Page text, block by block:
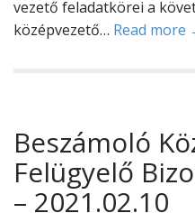
vezető feladatkörei a
középvezető… Read more
Beszámoló
Felügyelő
– 2021.02.10